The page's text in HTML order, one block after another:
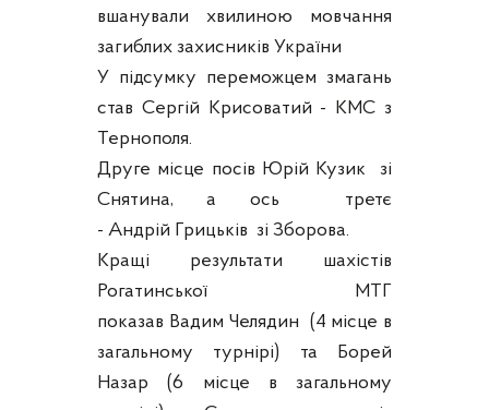
вшанували хвилиною мовчання
загиблих захисників України
У підсумку переможцем змагань
став Сергій Крисоватий - КМС з
Тернополя.
Друге місце посів Юрій Кузик зі
Снятина, а ось третє
- Андрій Грицьків зі Зборова.
Кращі результати шахістів
Рогатинської МТГ
показав Вадим Челядин (4 місце в
загальному турнірі) та Борей
Назар (6 місце в загальному